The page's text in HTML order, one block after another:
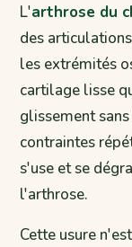
L'arthrose du
des
les extrémités
cartilage lisse
glissement
contraintes
s'use et se
l'arthrose.
Cette usure